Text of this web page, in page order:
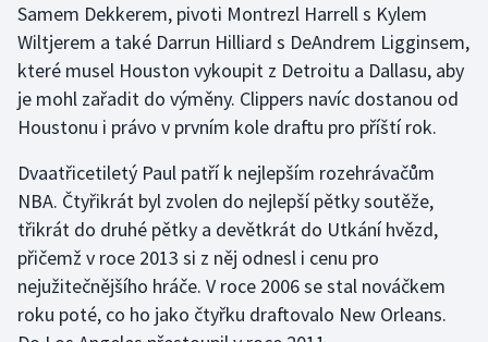
Judo
Krasobruslení
Lezení
Lyže a snowboard
Moderní pětiboj
Motorsport
Olympijské hry
Samem Dekkerem, pivoti Montrezl Harrell s Kylem
Wiltjerem a také Darrun Hilliard s DeAndrem Ligginsem,
které musel Houston vykoupit z Detroitu a Dallasu, aby
je mohl zařadit do výměny. Clippers navíc dostanou od
Houstonu i právo v prvním kole draftu pro příští rok.
Dvaatřicetiletý Paul patří k nejlepším rozehrávačům
NBA. Čtyřikrát byl zvolen do nejlepší pětky soutěže,
třikrát do druhé pětky a devětkrát do Utkání hvězd,
přičemž v roce 2013 si z něj odnesl i cenu pro
nejužitečnějšího hráče. V roce 2006 se stal nováčkem
roku poté, co ho jako čtyřku draftovalo New Orleans.